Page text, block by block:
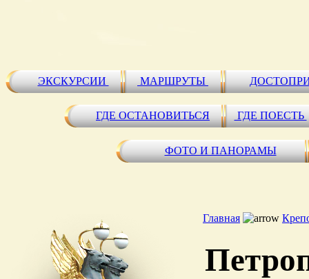
ЭКСКУРСИИ МАРШРУТЫ
ГДЕ ОСТАНОВИТЬСЯ ГДЕ ПОЕСТЬ
ФОТО И ПАНОРАМЫ
Главная